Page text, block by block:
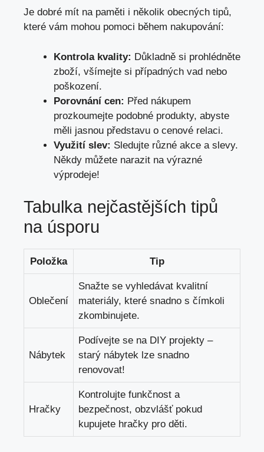
Je dobré mít na paměti i několik obecných tipů,
které vám mohou pomoci během nakupování:
Kontrola kvality: Důkladně si prohlédněte
zboží, všímejte si případných vad nebo
poškození.
Porovnání cen: Před nákupem
prozkoumejte podobné produkty, abyste
měli jasnou představu o cenové relaci.
Využití slev: Sledujte různé akce a slevy.
Někdy můžete narazit na výrazné
výprodeje!
Tabulka nejčastějších tipů
na úsporu
Položka Tip
Oblečení
Snažte se vyhledávat kvalitní
materiály, které snadno s čímkoli
zkombinujete.
Nábytek
Podívejte se na DIY projekty –
starý nábytek lze snadno
renovovat!
Hračky
Kontrolujte funkčnost a
bezpečnost, obzvlášť pokud
kupujete hračky pro děti.